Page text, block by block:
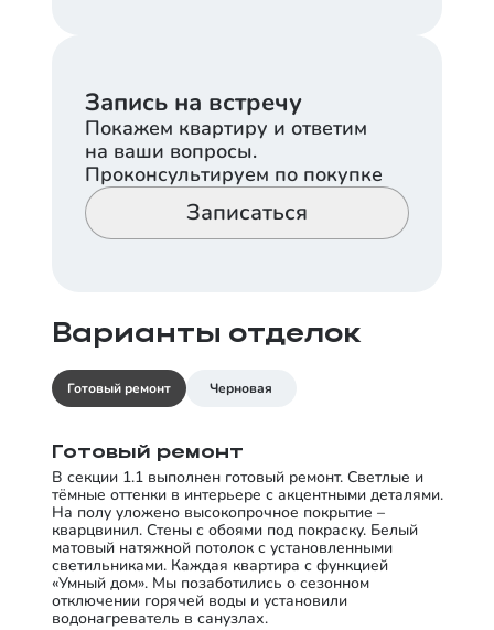
Запись на встречу
Покажем квартиру и ответим
на ваши вопросы.
Проконсультируем по покупке
Записаться
Варианты отделок
Готовый ремонт Черновая
Готовый ремонт
В секции 1.1 выполнен готовый ремонт. Светлые и
тёмные оттенки в интерьере с акцентными деталями.
На полу уложено высокопрочное покрытие –
кварцвинил. Стены с обоями под покраску. Белый
матовый натяжной потолок с установленными
светильниками. Каждая квартира с функцией
«Умный дом». Мы позаботились о сезонном
отключении горячей воды и установили
водонагреватель в санузлах.